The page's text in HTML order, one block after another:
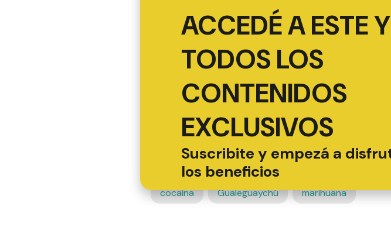
ACCEDÉ A ESTE
TODOS LOS
CONTENIDOS
EXCLUSIVOS
Suscribite y empezá a
los beneficios
cocaína Gualeguaychú marihuana